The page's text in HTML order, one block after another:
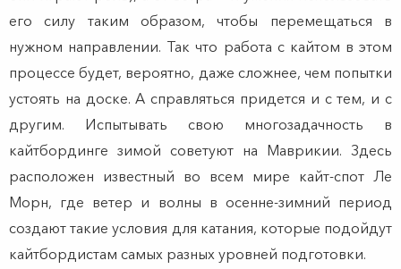
его силу таким образом, чтобы перемещаться в
нужном направлении. Так что работа с кайтом в этом
процессе будет, вероятно, даже сложнее, чем попытки
устоять на доске. А справляться придется и с тем, и с
другим. Испытывать свою многозадачность в
кайтбординге зимой советуют на Маврикии. Здесь
расположен известный во всем мире кайт-спот Ле
Морн, где ветер и волны в осенне-зимний период
создают такие условия для катания, которые подойдут
кайтбордистам самых разных уровней подготовки.